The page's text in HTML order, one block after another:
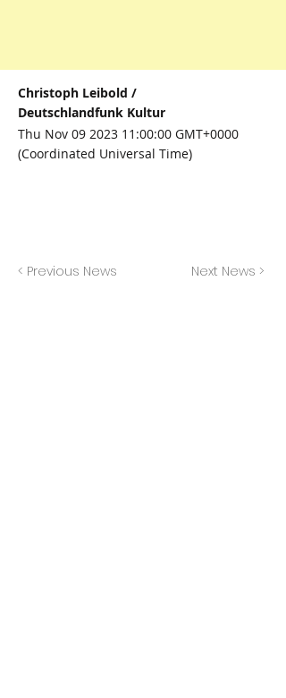
Christoph Leibold /
Deutschlandfunk Kultur
Thu Nov 09 2023 11 :00:00 GMT+0000
(Coordinated Universal Time)
< Previous News Next News >